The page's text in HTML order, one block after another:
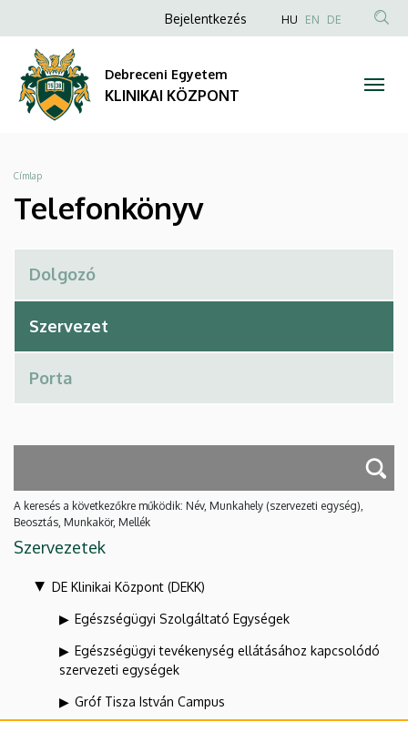
Telefonkönyv
KLINIKAI
KÖZPONT
a
tartalomra
Anonim
fiók
menüje
Bejelentkezés HU EN DE
Debreceni Egyetem
KLINIKAI KÖZPONT
Morzsa
Címlap
Telefonkönyv
A keresés a következőkre működik: Név, Munkahely (szervezeti egység),
Beosztás, Munkakör, Mellék
Szervezetek
DE Klinikai Központ (DEKK)
Egészségügyi Szolgáltató Egységek
Egészségügyi tevékenység ellátásához kapcsolódó
szervezeti egységek
Gróf Tisza István Campus